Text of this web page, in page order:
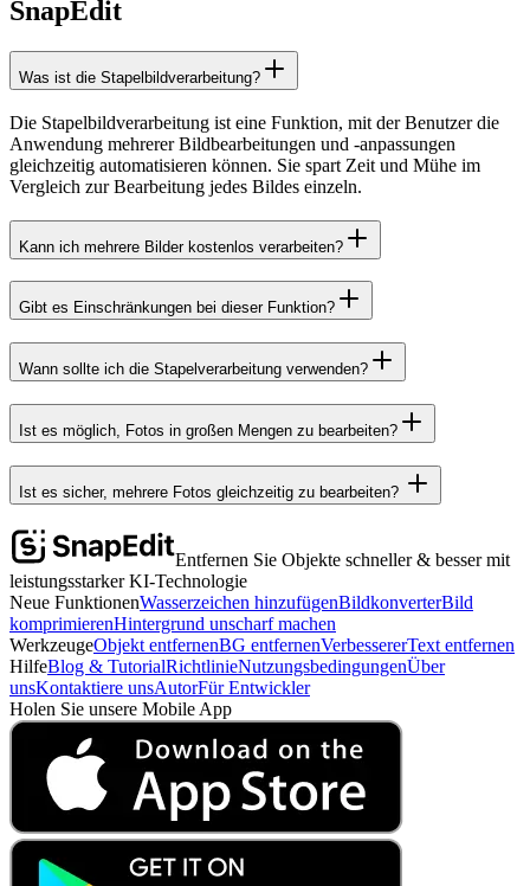
SnapEdit
Was ist die Stapelbildverarbeitung?
Die Stapelbildverarbeitung ist eine Funktion, mit der Benutzer die
Anwendung mehrerer Bildbearbeitungen und -anpassungen
gleichzeitig automatisieren können. Sie spart Zeit und Mühe im
Vergleich zur Bearbeitung jedes Bildes einzeln.
Kann ich mehrere Bilder kostenlos verarbeiten?
Gibt es Einschränkungen bei dieser Funktion?
Wann sollte ich die Stapelverarbeitung verwenden?
Ist es möglich, Fotos in großen Mengen zu bearbeiten?
Ist es sicher, mehrere Fotos gleichzeitig zu bearbeiten?
Entfernen Sie Objekte schneller & besser mit
leistungsstarker KI-Technologie
Neue FunktionenWasserzeichen hinzufügenBildkonverterBild
komprimierenHintergrund unscharf machen
WerkzeugeObjekt entfernenBG entfernenVerbessererText entfernen
HilfeBlog & TutorialRichtlinieNutzungsbedingungenÜber
unsKontaktiere unsAutorFür Entwickler
Holen Sie unsere Mobile App